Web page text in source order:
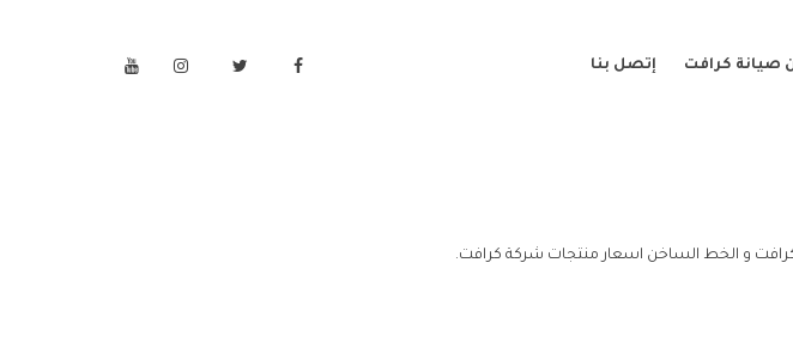
صيانة كرافت إتصل بنا
و الخط الساخن اسعار منتجات شركة كرافت.